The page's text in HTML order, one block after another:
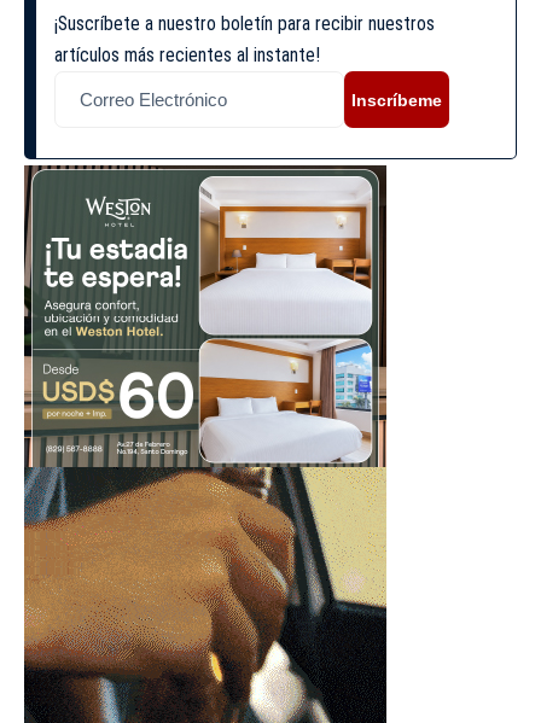
¡Suscríbete a nuestro boletín para recibir nuestros
artículos más recientes al instante!
Inscríbeme